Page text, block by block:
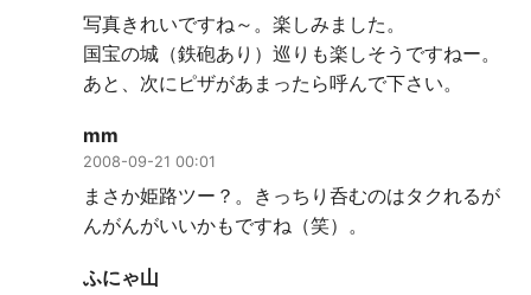
写真きれいですね～。楽しみました。
国宝の城（鉄砲あり）巡りも楽しそうですねー。
あと、次にピザがあまったら呼んで下さい。
mm
2008-09-21 00:01
まさか姫路ツー？。きっちり呑むのはタクれるが
んがんがいいかもですね（笑）。
ふにゃ山